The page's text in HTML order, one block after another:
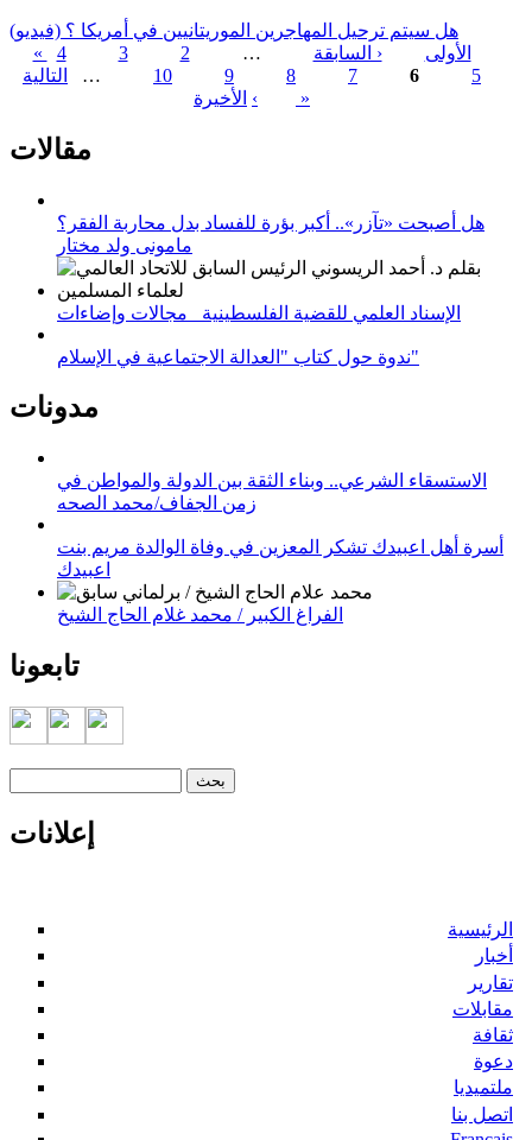
هل سيتم ترحيل المهاجرين الموريتانيين في أمريكا ؟ (فيديو)
الصفحات
« الأولى ‹ السابقة …
2
3
4
5
6
7
8
9
10
…
التالية
›
الأخيرة »
مقالات
هل أصبحت «تآزر».. أكبر بؤرة للفساد بدل محاربة الفقر؟
مامونى ولد مختار
الإسناد العلمي للقضية الفلسطينية_ مجالات وإضاءات
ندوة حول كتاب "العدالة الاجتماعية في الإسلام"
مدونات
الاستسقاء الشرعي.. وبناء الثقة بين الدولة والمواطن في
زمن الجفاف/محمد الصحه
أسرة أهل اعبيدك تشكر المعزين في وفاة الوالدة مريم بنت
اعبيدك
الفراغ الكبير / محمد غلام الحاج الشيخ
تابعونا
إعلانات
الرئيسية
أخبار
تقارير
مقابلات
ثقافة
دعوة
ملتميديا
اتصل بنا